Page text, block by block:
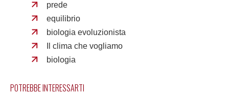
prede
equilibrio
biologia evoluzionista
Il clima che vogliamo
biologia
POTREBBE INTERESSARTI